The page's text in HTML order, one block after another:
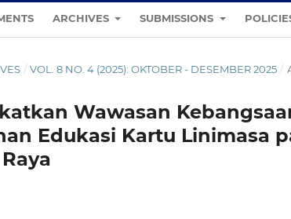
ARCHIVES SUBMISSIONS
/ VOL. 8 NO. 4 (2025): OKTOBER - DESEMBER 2025 /
Wawasan
Edukasi Kartu Linimasa